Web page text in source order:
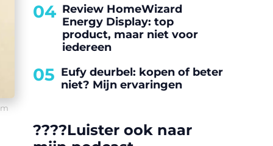
04 Review HomeWizard
Energy Display: top
product, maar niet voor
iedereen
05 Eufy deurbel: kopen of beter
niet? Mijn ervaringen
????️Luister ook naar